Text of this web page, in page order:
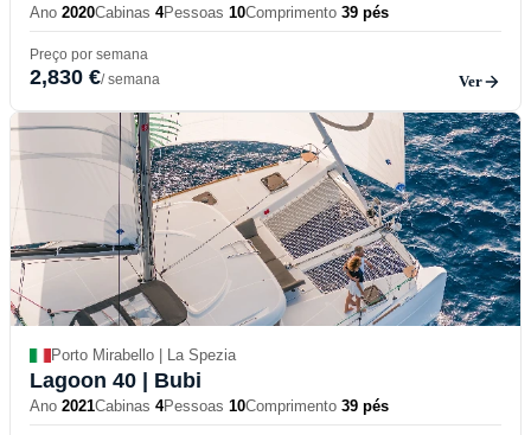
Ano 2020Cabinas 4Pessoas 10Comprimento 39 pés
Preço por semana
2,830 €/ semana Ver
Porto Mirabello | La Spezia
Lagoon 40 | Bubi
Ano 2021Cabinas 4Pessoas 10Comprimento 39 pés